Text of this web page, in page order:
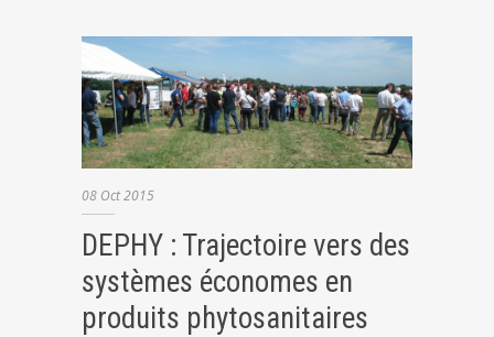
08 Oct2015
DEPHY : Trajectoire vers des
systèmes économes en
produits phytosanitaires